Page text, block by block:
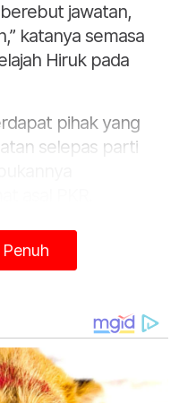
jawatan,
katanya semasa
Hiruk pada
pihak yang
selepas parti